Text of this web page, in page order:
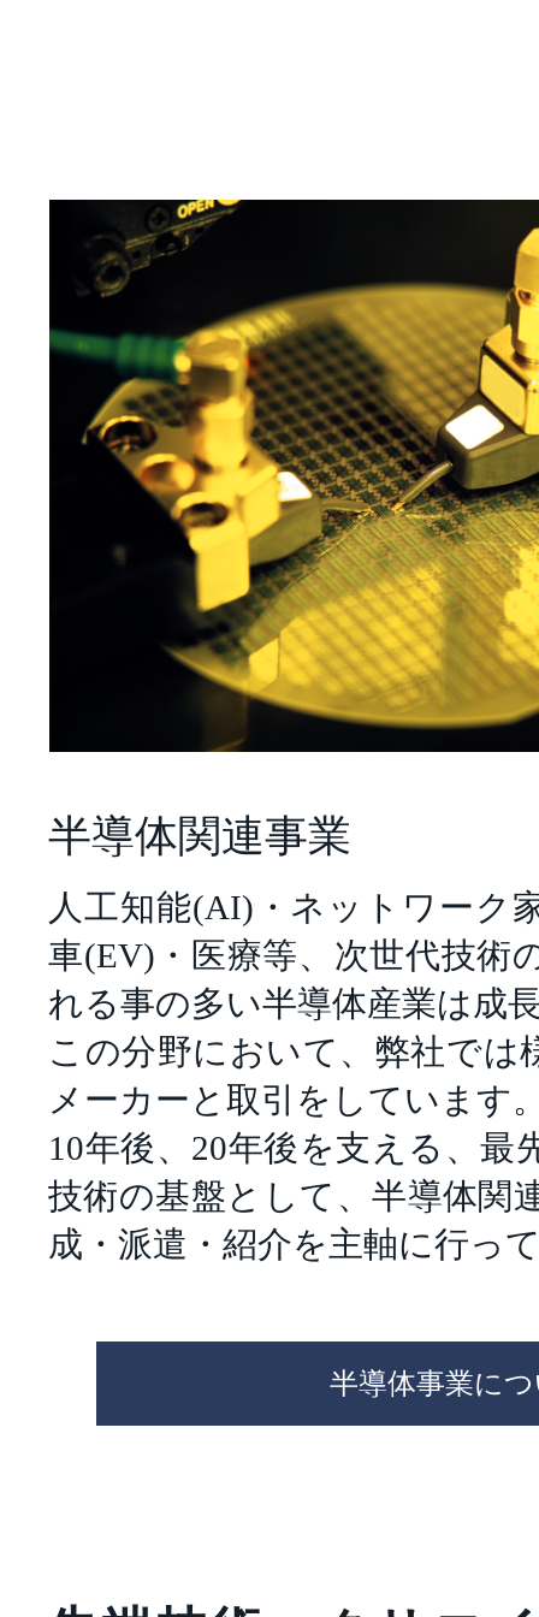
半導体関連事業
人工知能(AI)・ネットワーク
車(EV)・医療等、次世代技術
れる事の多い半導体産業は成
この分野において、弊社では
メーカーと取引をしています
10年後、20年後を支える、最
技術の基盤として、半導体関
成・派遣・紹介を主軸に行っ
半導体事業に